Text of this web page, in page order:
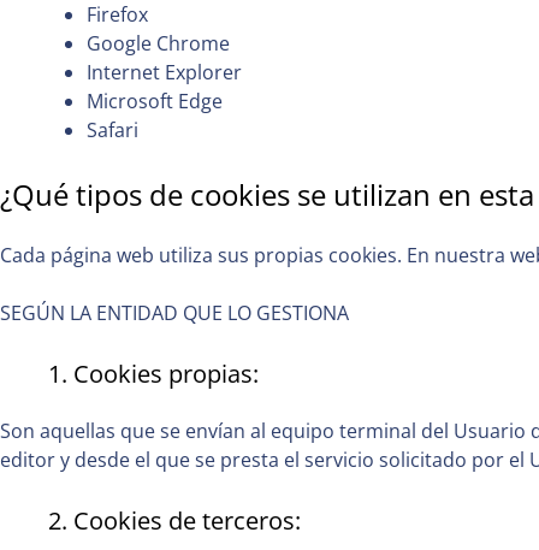
Firefox
Google Chrome
Internet Explorer
Microsoft Edge
Safari
¿Qué tipos de cookies se utilizan en
Cada página web utiliza sus propias cookies. En nuestra
SEGÚN LA ENTIDAD QUE LO GESTIONA
1. Cookies propias:
Son aquellas que se envían al equipo terminal del
editor y desde el que se presta el servicio solicitado por el
2. Cookies de terceros: